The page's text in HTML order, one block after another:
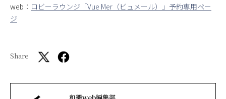
web： ロビーラウンジ「Vue Mer（ビュメール）」予約専用ペー
ジ
Share
和樂web編集部